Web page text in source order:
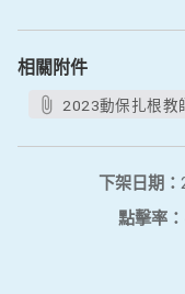
相關附件
2023動保扎根教
下架日期：
點擊率：